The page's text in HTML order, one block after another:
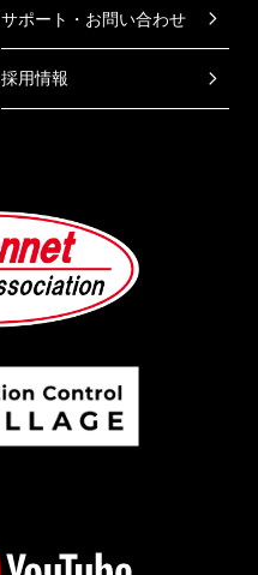
サポート・お問い合わせ
採用情報